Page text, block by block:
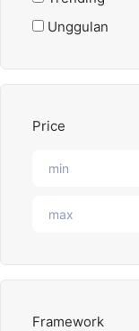
Unggulan
Price
Framework